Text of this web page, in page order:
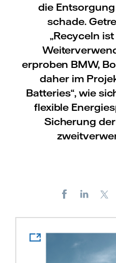
die
schade.
„Recyceln
erproben BMW,
daher im
Batteries“, wie
flexible
Sicherung
Facebook